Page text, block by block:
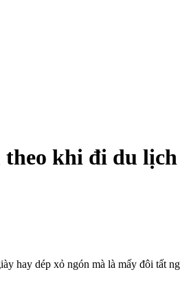
theo khi đi du lịch
hay dép xỏ ngón mà là mấy đôi tất